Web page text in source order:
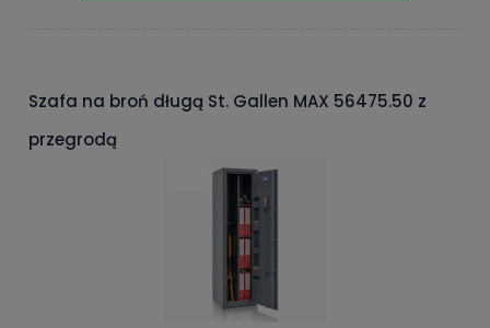
Szafa na broń długą St. Gallen MAX 56475.50 z
przegrodą